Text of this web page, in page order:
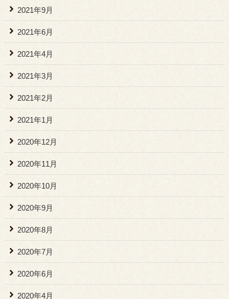
2021年9月
2021年6月
2021年4月
2021年3月
2021年2月
2021年1月
2020年12月
2020年11月
2020年10月
2020年9月
2020年8月
2020年7月
2020年6月
2020年4月